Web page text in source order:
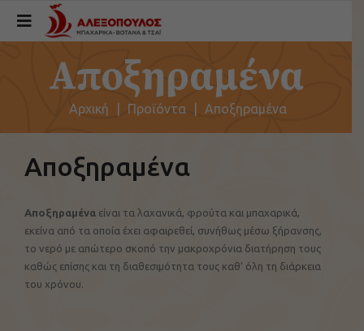
Αποξηραμένα
Αρχική Προϊόντα Αποξηραμένα
Αποξηραμένα
Αποξηραμένα είναι τα λαχανικά, φρούτα και μπαχαρικά,
εκείνα από τα οποία έχει αφαιρεθεί, συνήθως μέσω ξήρανσης,
το νερό με απώτερο σκοπό την μακροχρόνια διατήρηση τους
καθώς επίσης και τη διαθεσιμότητα τους καθ’ όλη τη διάρκεια
του χρόνου.